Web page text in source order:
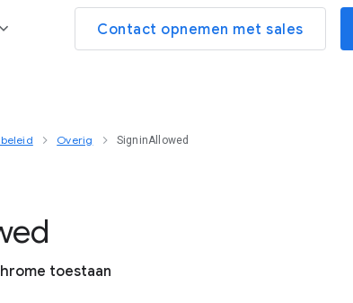
Contact opnemen met sales
Overig SigninAllowed
toestaan